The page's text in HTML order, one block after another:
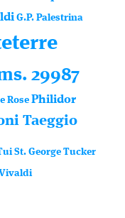
G.P. Palestrina
29987
Rose Philidor
Taeggio
St. George Tucker